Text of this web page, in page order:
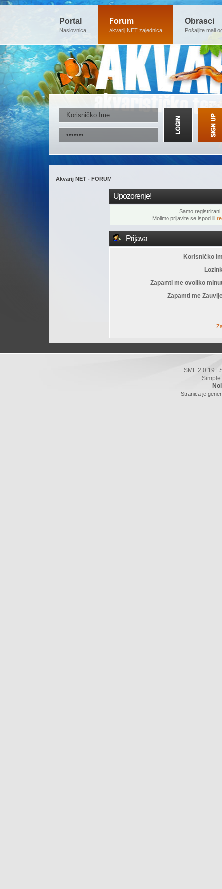
Portal
Naslovnica
Forum
Akvarij.NET zajednica
Obrasci
Pošaljite mali
Akvarij NET - FORUM
Upozorenje!
Samo registrirani
Molimo prijavite se ispod ili
Prijava
Korisničko
Zapamti me ovoliko
Zapamti me
SMF 2.0.19
Simple
Stranica je